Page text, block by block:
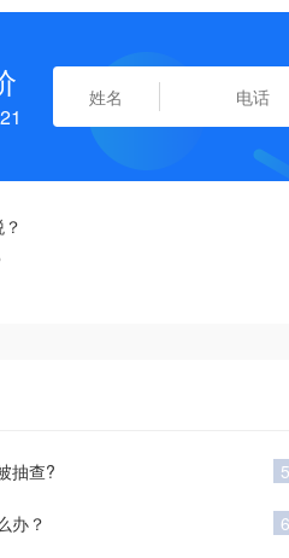
抽查?
办？
5
6